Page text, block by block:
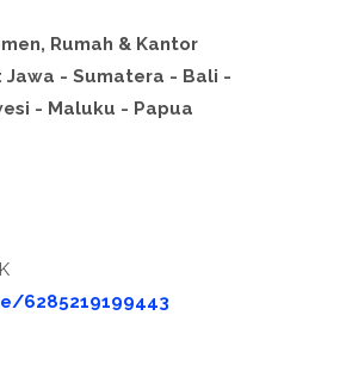
Rumah & Kantor
Jawa - Sumatera - Bali -
- Maluku - Papua
6285219199443